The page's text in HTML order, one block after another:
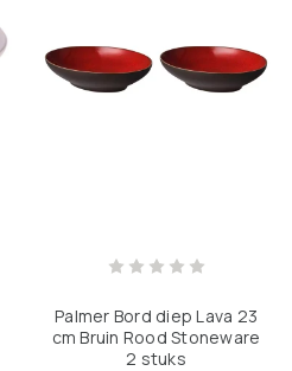
Palmer Bord diep Lava 23
cm Bruin Rood Stoneware
2 stuks